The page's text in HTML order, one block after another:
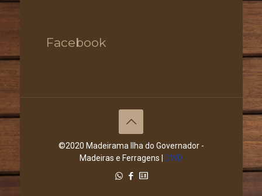
Facebook
©2020 Madeirama Ilha do Governador -
Madeiras e Ferragens |
DWD